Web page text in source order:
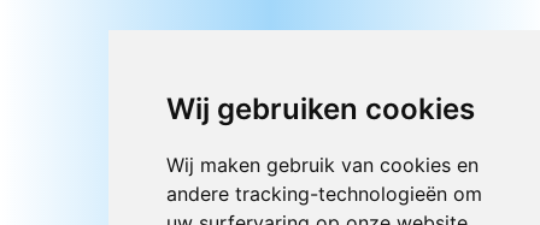
Wij gebruiken cookies
Wij maken gebruik van cookies en
andere tracking-technologieën om